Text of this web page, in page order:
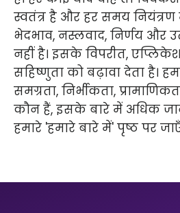
स्वतंत्र है और हर समय नियंत्रण
भेदभाव, नस्लवाद, निर्णय और
नहीं है। इसके विपरीत,
सहिष्णुता को बढ़ावा देता है।
समग्रता, निर्भीकता,
कौन हैं, इसके बारे में अधिक
हमारे 'हमारे बारे में' पृष्ठ पर